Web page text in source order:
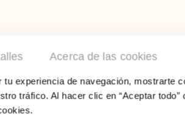
Acerca de las cookies
experiencia de navegación, mostrarte
tráfico. Al hacer clic en “Aceptar todo”
Nuria Busto